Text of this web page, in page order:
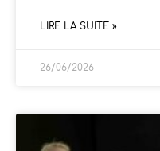
LIRE LA SUITE »
26/06/2026